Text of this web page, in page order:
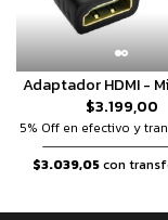
Adaptador HDMI -
$3.199,00
5% Off en efectivo y
$3.039,05con